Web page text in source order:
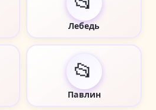
Лебедь
📂
Павлин